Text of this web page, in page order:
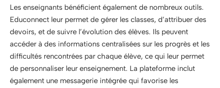
Les enseignants bénéficient également de nombreux outils.
Educonnect leur permet de gérer les classes, d’attribuer des
devoirs, et de suivre l’évolution des élèves. Ils peuvent
accéder à des informations centralisées sur les progrès et les
difficultés rencontrées par chaque élève, ce qui leur permet
de personnaliser leur enseignement. La plateforme inclut
également une messagerie intégrée qui favorise les